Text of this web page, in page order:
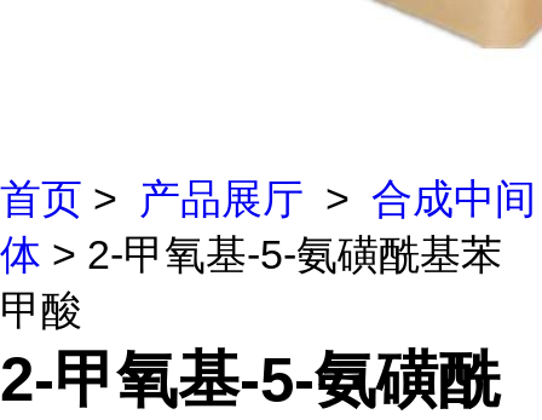
首页 > 产品展厅 > 合成中间
体 > 2-甲氧基-5-氨磺酰基苯
甲酸
2-甲氧基-5-氨磺酰